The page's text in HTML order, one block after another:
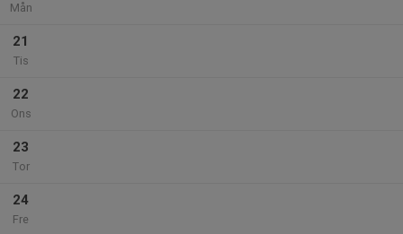
Mån
21
Tis
22
Ons
23
Tor
24
Fre